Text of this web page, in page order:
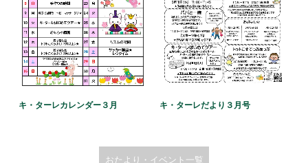
キ・ターレカレンダー３月 キ・ターレだより３月号
おたより・イベント一覧